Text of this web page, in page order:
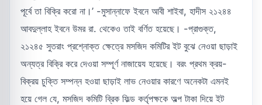
পূর্বে তা বিক্রি করো না।’ -মুসান্নাফে ইবনে আবী শাইবা, হাদীস ২১২৪৪
আবদুল্লাহ ইবনে উমর রা. থেকেও তাই বর্ণিত হয়েছে। -প্রাগুক্ত,
২১২৪৫ সুতরাং প্রশ্নোক্ত ক্ষেত্রে মসজিদ কমিটির ইট বুঝে নেওয়া ছাড়াই
অন্যত্র বিক্রি করে দেওয়া সম্পূর্ণ নাজায়েয হয়েছে। বরং প্রথম ক্রয়-
বিক্রয় চুক্তি সম্পন্ন হওয়া ছাড়াই লাভ নেওয়ার কারণে অনেকটা এমনই
হয়ে গেল যে, মসজিদ কমিটি ব্রিক ফিল্ড কর্তৃপক্ষকে অল্প টাকা দিয়ে ইট